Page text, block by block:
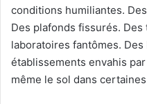
conditions humiliantes.
Des plafonds fissurés.
laboratoires fantômes.
établissements envahis
même le sol dans